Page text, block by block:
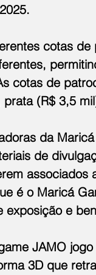
cotas de
cotas de
(R$ 3,5
da
de
associados
é o Maricá
exposição e
JAMO
3D que